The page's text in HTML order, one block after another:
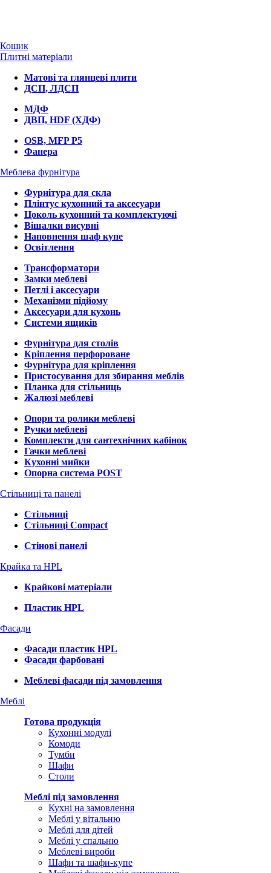
Кошик
Плитні матеріали
Матові та глянцеві плити
ДСП, ЛДСП
МДФ
ДВП, HDF (ХДФ)
OSB, MFP P5
Фанера
Меблева фурнітура
Фурнітура для скла
Плінтус кухонний та аксесуари
Цоколь кухонний та комплектуючі
Вішалки висувні
Наповнення шаф купе
Освітлення
Трансформатори
Замки меблеві
Петлі і аксесуари
Механізми підйому
Аксесуари для кухонь
Системи ящиків
Фурнітура для столів
Кріплення перфороване
Фурнітура для кріплення
Пристосування для збирання меблів
Планка для стільниць
Жалюзі меблеві
Опори та ролики меблеві
Ручки меблеві
Комплекти для сантехнічних кабінок
Гачки меблеві
Кухонні мийки
Опорна система POST
Стільниці та панелі
Стільниці
Стільниці Compact
Стінові панелі
Крайка та HPL
Крайкові матеріали
Пластик HPL
Фасади
Фасади пластик HPL
Фасади фарбовані
Меблеві фасади під замовлення
Меблі
Готова продукція
Кухонні модулі
Комоди
Тумби
Шафи
Столи
Меблі під замовлення
Кухні на замовлення
Меблі у вітальню
Меблі для дітей
Меблі у спальню
Меблеві вироби
Шафи та шафи-купе